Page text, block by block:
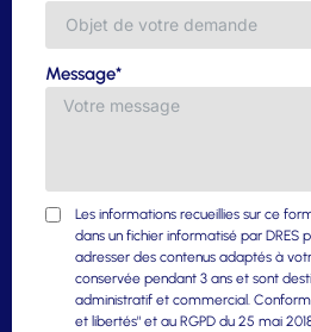
Message*
Les informations recueillies sur ce
dans un fichier informatisé par DRES
adresser des contenus adaptés à
conservée pendant 3 ans et sont
administratif et commercial.
et libertés" et au RGPD du 25 mai